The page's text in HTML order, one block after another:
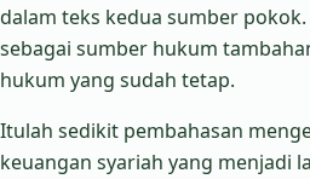
dalam teks kedua sumber
sebagai sumber hukum
hukum yang sudah tetap.
Itulah sedikit pembahasan
keuangan syariah yang menjadi